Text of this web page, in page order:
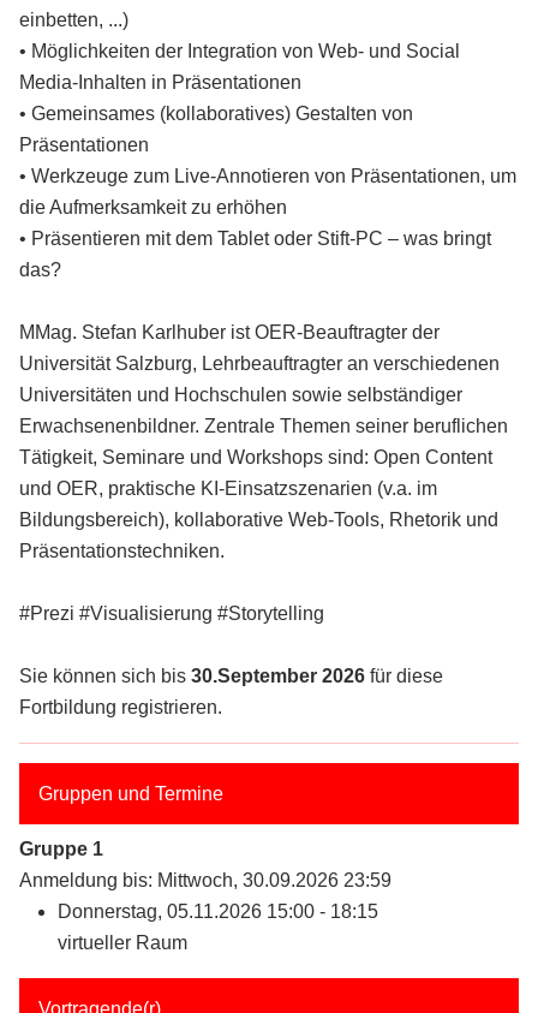
einbetten, ...)
• Möglichkeiten der Integration von Web- und Social
Media-Inhalten in Präsentationen
• Gemeinsames (kollaboratives) Gestalten von
Präsentationen
• Werkzeuge zum Live-Annotieren von Präsentationen, um
die Aufmerksamkeit zu erhöhen
• Präsentieren mit dem Tablet oder Stift-PC – was bringt
das?
MMag. Stefan Karlhuber ist OER-Beauftragter der
Universität Salzburg, Lehrbeauftragter an verschiedenen
Universitäten und Hochschulen sowie selbständiger
Erwachsenenbildner. Zentrale Themen seiner beruflichen
Tätigkeit, Seminare und Workshops sind: Open Content
und OER, praktische KI-Einsatzszenarien (v.a. im
Bildungsbereich), kollaborative Web-Tools, Rhetorik und
Präsentationstechniken.
#Prezi #Visualisierung #Storytelling
Sie können sich bis 30.September 2026 für diese
Fortbildung registrieren.
Gruppen und Termine
Gruppe 1
Anmeldung bis: Mittwoch, 30.09.2026 23:59
Donnerstag, 05.11.2026 15:00 - 18:15
virtueller Raum
Vortragende(r)